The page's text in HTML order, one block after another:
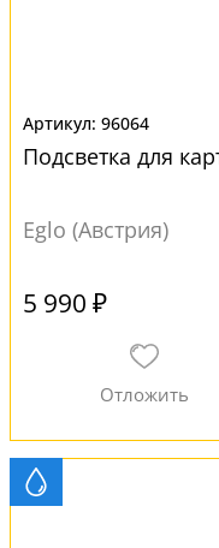
96064
Подсветка для
Eglo (Австрия)
5 990 ₽